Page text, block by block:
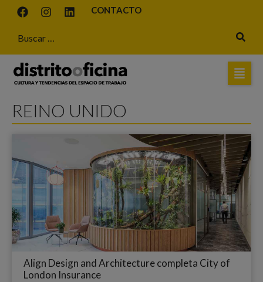
CONTACTO
REINO UNIDO
Align Design and Architecture completa City of
London Insurance